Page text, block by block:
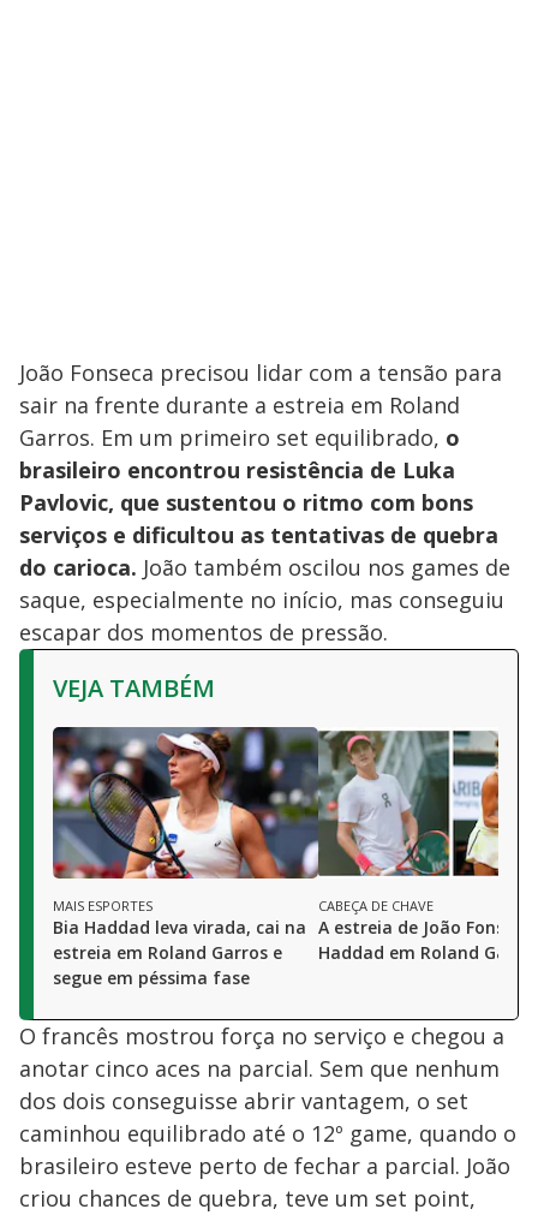
João Fonseca precisou lidar com a tensão para
sair na frente durante a estreia em Roland
Garros. Em um primeiro set equilibrado, o
brasileiro encontrou resistência de Luka
Pavlovic, que sustentou o ritmo com bons
serviços e dificultou as tentativas de quebra
do carioca. João também oscilou nos games de
saque, especialmente no início, mas conseguiu
escapar dos momentos de pressão.
VEJA TAMBÉM
MAIS ESPORTES
Bia Haddad leva virada, cai na
estreia em Roland Garros e
segue em péssima fase
CABEÇA DE CHAVE
A estreia de João Fonseca
Haddad em Roland
O francês mostrou força no serviço e chegou a
anotar cinco aces na parcial. Sem que nenhum
dos dois conseguisse abrir vantagem, o set
caminhou equilibrado até o 12º game, quando o
brasileiro esteve perto de fechar a parcial. João
criou chances de quebra, teve um set point,